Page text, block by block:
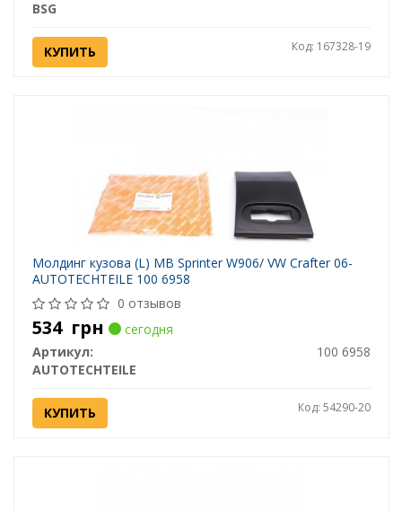
BSG
КУПИТЬ Код: 167328-19
Молдинг кузова (L) MB Sprinter W906/ VW Crafter 06-
AUTOTECHTEILE 100 6958
0 отзывов
534 грн
сегодня
Артикул:
100 6958
AUTOTECHTEILE
КУПИТЬ Код: 54290-20